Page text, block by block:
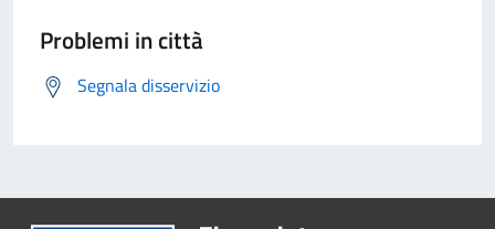
Problemi in città
Segnala disservizio